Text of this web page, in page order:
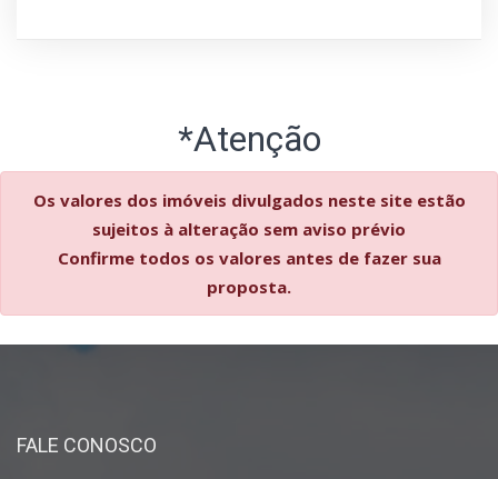
*Atenção
Os valores dos imóveis divulgados neste site estão
sujeitos à alteração sem aviso prévio
Confirme todos os valores antes de fazer sua
proposta.
FALE CONOSCO